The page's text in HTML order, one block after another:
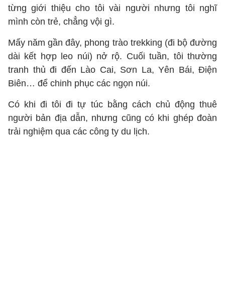
từng giới thiệu cho tôi vài người nhưng tôi nghĩ
mình còn trẻ, chẳng vội gì.
Mấy năm gần đây, phong trào trekking (đi bộ đường
dài kết hợp leo núi) nở rộ. Cuối tuần, tôi thường
tranh thủ đi đến Lào Cai, Sơn La, Yên Bái, Điện
Biên… để chinh phục các ngọn núi.
Có khi đi tôi đi tự túc bằng cách chủ động thuê
người bản địa dẫn, nhưng cũng có khi ghép đoàn
trải nghiệm qua các công ty du lịch.